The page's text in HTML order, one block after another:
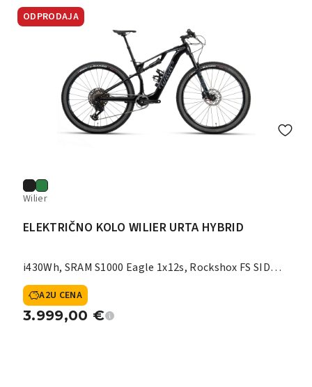
ODPRODAJA
Wilier
ELEKTRIČNO KOLO WILIER URTA HYBRID
i430Wh, SRAM S1000 Eagle 1x12s, Rockshox FS SID
120 mm
A2U CENA
3.999,00 €